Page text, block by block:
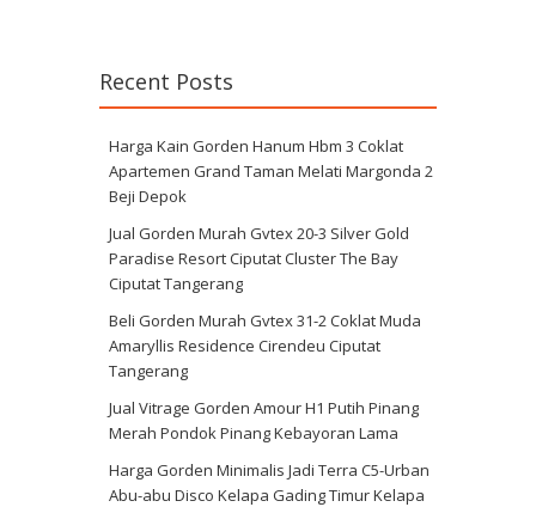
Recent Posts
Harga Kain Gorden Hanum Hbm 3 Coklat
Apartemen Grand Taman Melati Margonda 2
Beji Depok
Jual Gorden Murah Gvtex 20-3 Silver Gold
Paradise Resort Ciputat Cluster The Bay
Ciputat Tangerang
Beli Gorden Murah Gvtex 31-2 Coklat Muda
Amaryllis Residence Cirendeu Ciputat
Tangerang
Jual Vitrage Gorden Amour H1 Putih Pinang
Merah Pondok Pinang Kebayoran Lama
Harga Gorden Minimalis Jadi Terra C5-Urban
Abu-abu Disco Kelapa Gading Timur Kelapa